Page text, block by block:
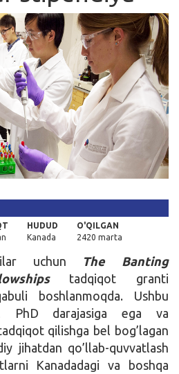
HUDUD
Kanada
O'QILGAN
2420 marta
uchun
The Banting
tadqiqot granti
boshlanmoqda. Ushbu
PhD darajasiga ega va
qilishga bel bog’lagan
jihatdan qo’llab-quvvatlash
Kanadadagi va boshqa